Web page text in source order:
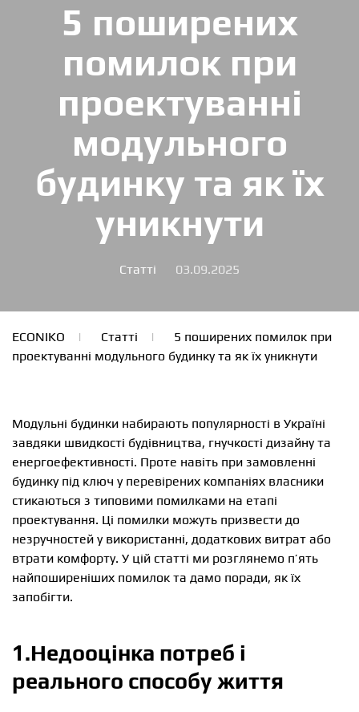
5 поширених
помилок при
проектуванні
модульного
будинку та як їх
уникнути
Статті 03.09.2025
ECONIKO Статті
5 поширених помилок при
проектуванні модульного будинку та як їх уникнути
Модульні будинки набирають популярності в Україні
завдяки швидкості будівництва, гнучкості дизайну та
енергоефективності. Проте навіть при замовленні
будинку під ключ у перевірених компаніях власники
стикаються з типовими помилками на етапі
проектування. Ці помилки можуть призвести до
незручностей у використанні, додаткових витрат або
втрати комфорту. У цій статті ми розглянемо п’ять
найпоширеніших помилок та дамо поради, як їх
запобігти.
1.Недооцінка потреб і
реального способу життя